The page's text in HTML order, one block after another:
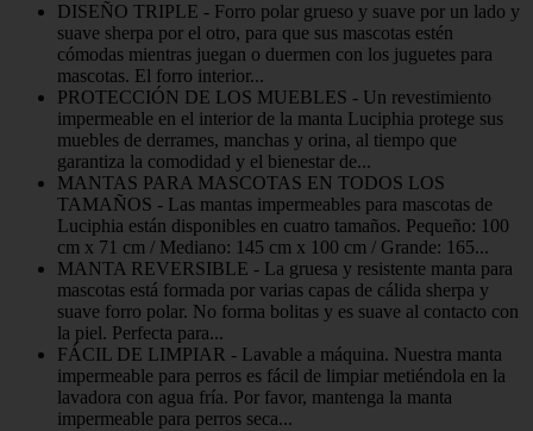
DISEÑO TRIPLE - Forro polar grueso y suave por un lado y
suave sherpa por el otro, para que sus mascotas estén
cómodas mientras juegan o duermen con los juguetes para
mascotas. El forro interior...
PROTECCIÓN DE LOS MUEBLES - Un revestimiento
impermeable en el interior de la manta Luciphia protege sus
muebles de derrames, manchas y orina, al tiempo que
garantiza la comodidad y el bienestar de...
MANTAS PARA MASCOTAS EN TODOS LOS
TAMAÑOS - Las mantas impermeables para mascotas de
Luciphia están disponibles en cuatro tamaños. Pequeño: 100
cm x 71 cm / Mediano: 145 cm x 100 cm / Grande: 165...
MANTA REVERSIBLE - La gruesa y resistente manta para
mascotas está formada por varias capas de cálida sherpa y
suave forro polar. No forma bolitas y es suave al contacto con
la piel. Perfecta para...
FÁCIL DE LIMPIAR - Lavable a máquina. Nuestra manta
impermeable para perros es fácil de limpiar metiéndola en la
lavadora con agua fría. Por favor, mantenga la manta
impermeable para perros seca...